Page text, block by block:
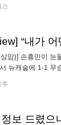
스
암)] 손흥민이 눈
뉴캐슬에 1-1 무
투
보 드렸으